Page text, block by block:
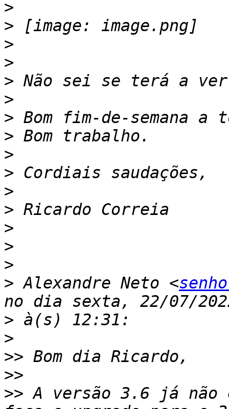
>
>
>
>
>
>
>
>
>
>
>
>
>
>
>
> Alexandre Neto <
>
>
>>
>>
>> A versão 3.6 já não